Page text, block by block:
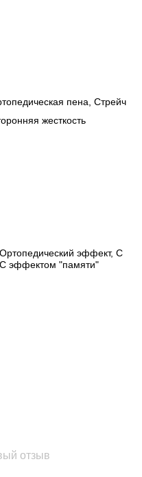
пена Стрейч
жесткость
Ортопедический эффект, С
С эффектом "памяти"
отзыв